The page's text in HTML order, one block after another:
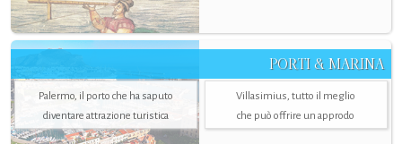
PORTI & MARINA
Palermo, il porto che ha saputo
diventare attrazione turistica
Villasimius, tutto il meglio
che può offrire un approdo